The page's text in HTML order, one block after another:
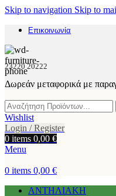
Skip to navigation Skip to
Επικοινωνία
23220 20222
Δωρεάν μεταφορικά με
Wishlist
Login / Register
0 items 0,00 €
Menu
0 items 0,00 €
ΑΝΤΗΛΙΑΚΗ